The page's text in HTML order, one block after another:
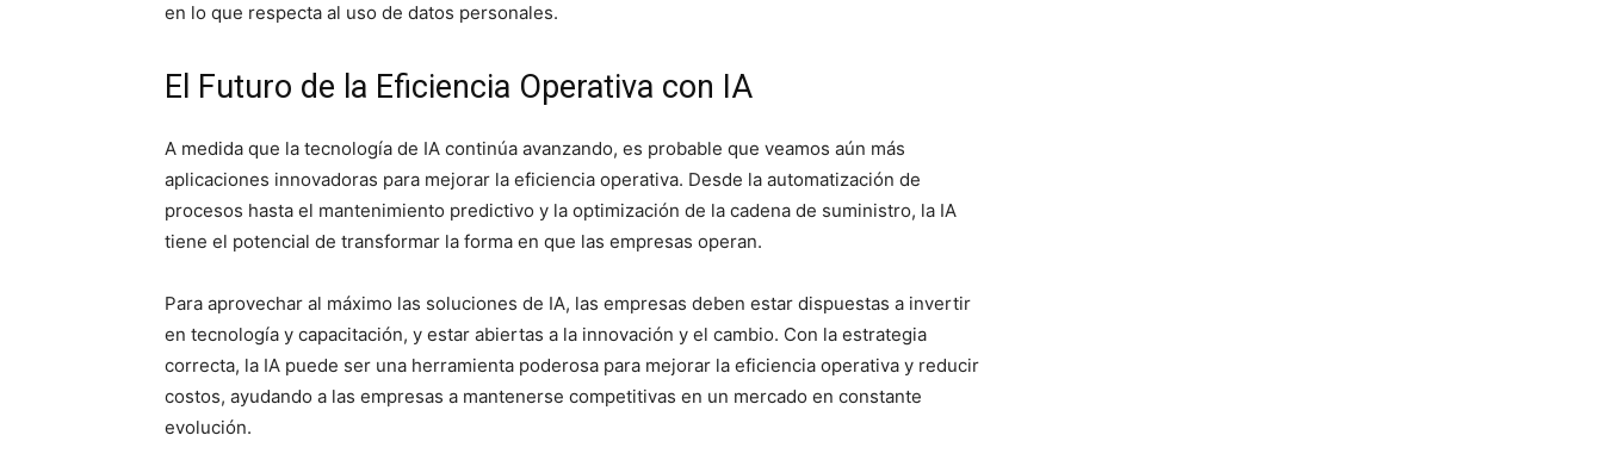
en lo que respecta al uso de datos personales.
El Futuro de la Eficiencia Operativa con IA
A medida que la tecnología de IA continúa avanzando, es probable que veamos aún más
aplicaciones innovadoras para mejorar la eficiencia operativa. Desde la automatización de
procesos hasta el mantenimiento predictivo y la optimización de la cadena de suministro, la IA
tiene el potencial de transformar la forma en que las empresas operan.
Para aprovechar al máximo las soluciones de IA, las empresas deben estar dispuestas a invertir
en tecnología y capacitación, y estar abiertas a la innovación y el cambio. Con la estrategia
correcta, la IA puede ser una herramienta poderosa para mejorar la eficiencia operativa y reducir
costos, ayudando a las empresas a mantenerse competitivas en un mercado en constante
evolución.